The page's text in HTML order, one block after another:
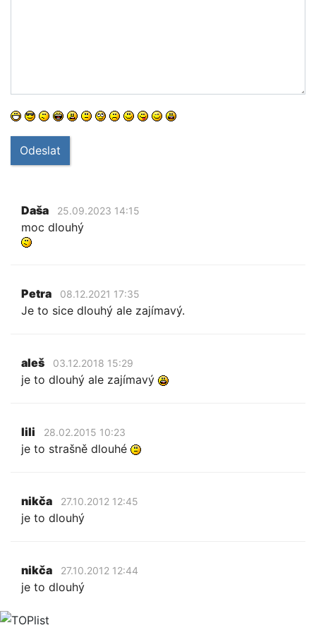
Odeslat
Daša 25.09.2023 14:15
moc dlouhý
Petra 08.12.2021 17:35
Je to sice dlouhý ale zajímavý.
aleš 03.12.2018 15:29
je to dlouhý ale zajímavý
lili 28.02.2015 10:23
je to strašně dlouhé
nikča 27.10.2012 12:45
je to dlouhý
nikča 27.10.2012 12:44
je to dlouhý